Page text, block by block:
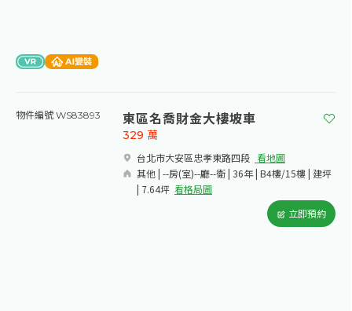
物件編號 WS83893 東區名喬財金大樓坡車
台北市大安區忠孝東路四段​ 看地圖
其他 | --房(室)--廳--衛 | 36年 | B4樓/15樓 | 建坪
| 7.64坪 看格局圖
329 萬
立即預約